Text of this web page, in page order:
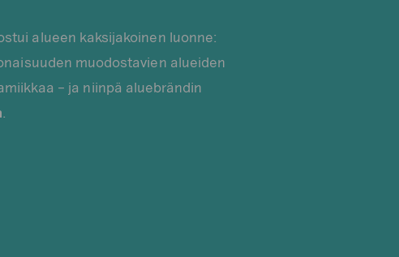
alueen kaksijakoinen luonne:
muodostavien alueiden
– ja niinpä aluebrändin